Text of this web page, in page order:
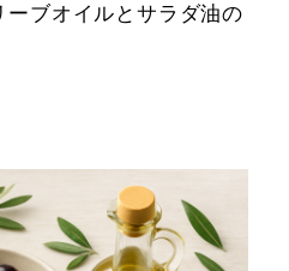
ブオイルとサラダ油の